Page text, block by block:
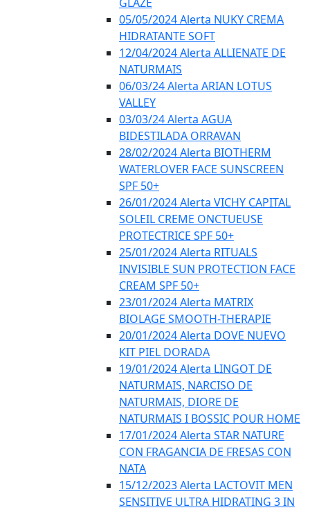
05/05/2024 Alerta NUKY CREMA
HIDRATANTE SOFT
12/04/2024 Alerta ALLIENATE DE
NATURMAIS
06/03/24 Alerta ARIAN LOTUS
VALLEY
03/03/24 Alerta AGUA
BIDESTILADA ORRAVAN
28/02/2024 Alerta BIOTHERM
WATERLOVER FACE SUNSCREEN
SPF 50+
26/01/2024 Alerta VICHY CAPITAL
SOLEIL CREME ONCTUEUSE
PROTECTRICE SPF 50+
25/01/2024 Alerta RITUALS
INVISIBLE SUN PROTECTION FACE
CREAM SPF 50+
23/01/2024 Alerta MATRIX
BIOLAGE SMOOTH-THERAPIE
20/01/2024 Alerta DOVE NUEVO
KIT PIEL DORADA
19/01/2024 Alerta LINGOT DE
NATURMAIS, NARCISO DE
NATURMAIS, DIORE DE
NATURMAIS I BOSSIC POUR HOME
17/01/2024 Alerta STAR NATURE
CON FRAGANCIA DE FRESAS CON
NATA
15/12/2023 Alerta LACTOVIT MEN
SENSITIVE ULTRA HIDRATING 3 IN